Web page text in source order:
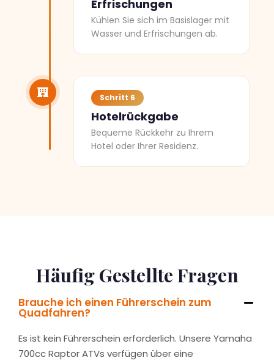
Erfrischungen
Kühlen Sie sich im Basislager mit
Wasser und Erfrischungen ab.
Schritt 6
Hotelrückgabe
Bequeme Rückkehr zu Ihrem
Hotel oder Ihrer Residenz.
Häufig Gestellte Fragen
Brauche ich einen Führerschein zum
Quadfahren?
Es ist kein Führerschein erforderlich. Unsere Yamaha
700cc Raptor ATVs verfügen über eine